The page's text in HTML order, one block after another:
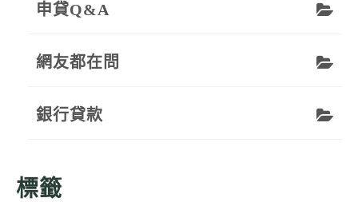
申貸Q&A
網友都在問
銀行貸款
標籤